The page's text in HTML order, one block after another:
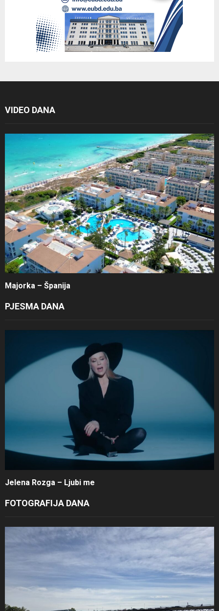
VIDEO DANA
Majorka – Španija
PJESMA DANA
Jelena Rozga – Ljubi me
FOTOGRAFIJA DANA